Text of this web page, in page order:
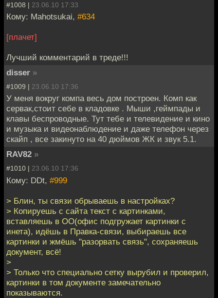
#1008 | 23.06.10 17:33
Кому: Mahotsukai, #634
[плачет]
Лучший комментарий в треде!!!
disser »
#1009 | 23.06.10 17:36
У меня вокруг компа весь дом построен. Комп как
сервак,стоит себе в кладовке . Мыши ,геймпады и
клавы беспроводные. Тут тебе и телевидение и кино
и музыка и видеонаблюдение и даже телефон через
скайп , все закинуто на 40 дюймов ЖК и звук 5.1.
RAV82 »
#1010 | 23.06.10 17:36
Кому: DDt, #999
> Блин, ты связи обрываешь в настройках?
> Копируешь с сайта текст с картинками,
вставляешь в ОО(офис подгружает картинки с
инета), идёшь в Правка-связи, выбираешь все
картинки и жмёшь "разорвать связь", сохраняешь
документ, всё!
>
> Только что специально сетку вырубил и проверил,
картинки в том документе замечательно
показываются.